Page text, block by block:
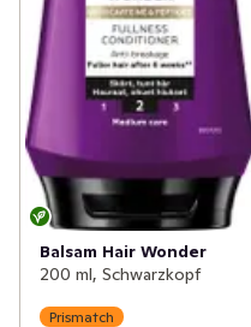
Balsam Hair Wonder
200 ml, Schwarzkopf
Prismatch